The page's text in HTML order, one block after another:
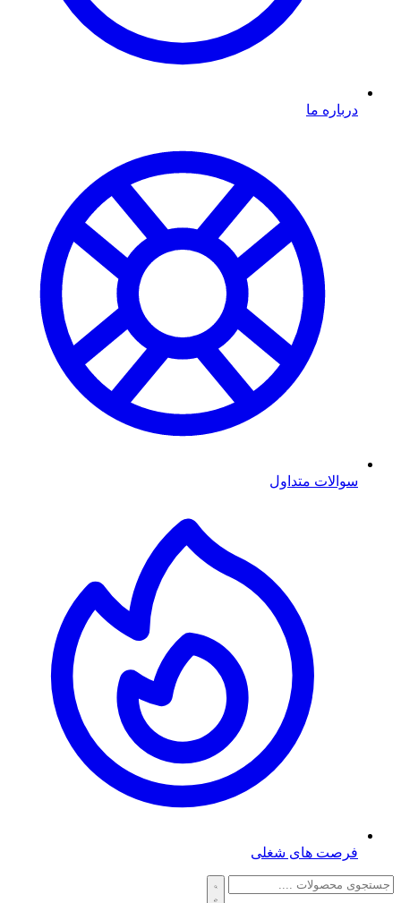
درباره ما
سوالات متداول
فرصت های شغلی